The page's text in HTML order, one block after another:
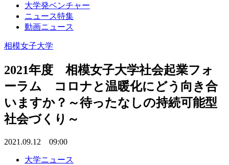
大学発ベンチャー
ニュース特集
動画ニュース
相模女子大学
2021年度 相模女子大学社会起業フォ
ーラム コロナと温暖化にどう向き合
いますか？～待ったなしの持続可能型
社会づくり～
2021.09.12 09:00
大学ニュース